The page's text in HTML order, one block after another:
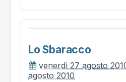
Lo Sbaracco
venerdì 27 agosto
agosto 2010